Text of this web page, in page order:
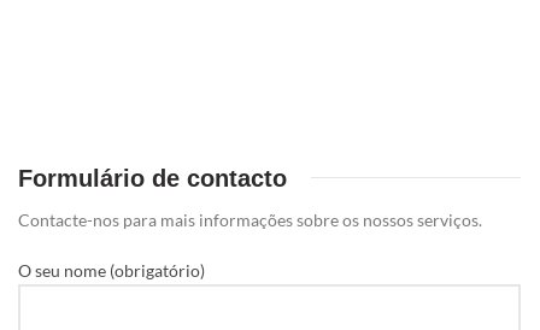
Formulário de contacto
Contacte-nos para mais informações sobre os nossos serviços.
O seu nome (obrigatório)